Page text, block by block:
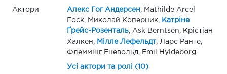
Актори Алекс Гог Андерсен , Mathilde Arcel
Fock, Миколай Коперник,
Катріне
Ґрейс-Розенталь, Ask Berntsen, Крістіан
Халкен,
Мілле Лефельдт, Ларс Ранте,
Флеммінг Еневольд, Emil Hyldeborg
Усі актори та ролі (10)